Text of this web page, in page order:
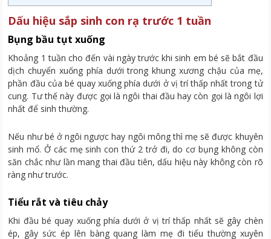
Dấu hiệu sắp sinh con rạ trước 1 tuần
Bụng bầu tụt xuống
Khoảng 1 tuần cho đến vài ngày trước khi sinh em bé sẽ bắt đầu
dịch chuyển xuống phía dưới trong khung xương chậu của mẹ,
phần đầu của bé quay xuống phía dưới ở vị trí thấp nhất trong tử
cung. Tư thế này được gọi là ngôi thai đầu hay còn gọi là ngôi lợi
nhất để sinh thường.
Nếu như bé ở ngôi ngược hay ngôi mông thì mẹ sẽ được khuyên
sinh mổ. Ở các mẹ sinh con thứ 2 trở đi, do cơ bụng không còn
săn chắc như lần mang thai đầu tiên, dấu hiệu này không còn rõ
ràng như trước.
Tiểu rắt và tiêu chảy
Khi đầu bé quay xuống phía dưới ở vị trí thấp nhất sẽ gây chèn
ép, gây sức ép lên bàng quang làm mẹ đi tiểu thường xuyên